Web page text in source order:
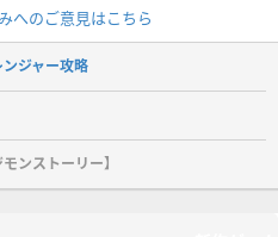
へのご意見はこちら
ジャー攻略
ンストーリー】